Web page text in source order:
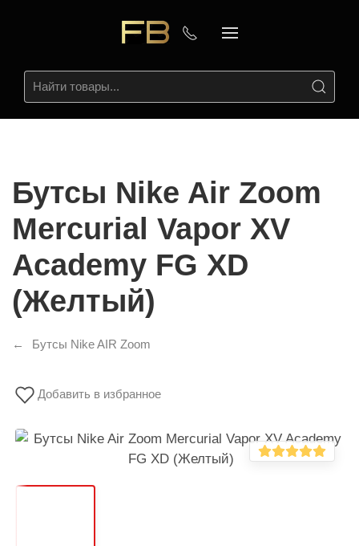
Бутсы Nike Air Zoom
Mercurial Vapor XV
Academy FG XD
(Желтый)
Бутсы Nike AIR Zoom
Добавить в избранное